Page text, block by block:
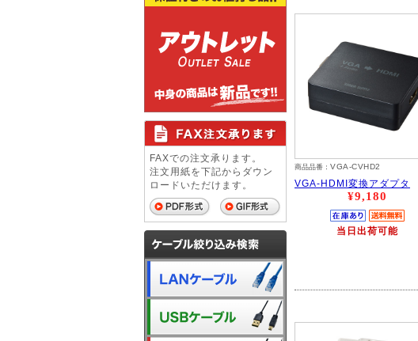
FAXでの注文承ります。
注文用紙を下記からダウン
ロードいただけます。
商品品番： VGA-CVHD2
VGA-HDMI変換アダプタ
¥9,180
当日出荷可能